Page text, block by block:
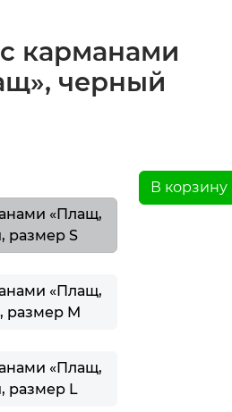
карманами
черный
«Плащ,
размер S
«Плащ,
размер M
«Плащ,
размер L